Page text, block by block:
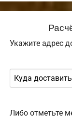
Укажите адрес
Либо отметьте